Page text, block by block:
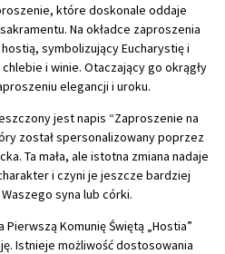
które doskonale oddaje
Na okładce zaproszenia
symbolizujący Eucharystię i
i winie. Otaczający go okrągły
elegancji i uroku.
jest napis “Zaproszenie na
został spersonalizowany poprzez
Ta mała, ale istotna zmiana nadaje
i czyni je jeszcze bardziej
syna lub córki.
Komunię Świętą „Hostia”
Istnieje możliwość dostosowania